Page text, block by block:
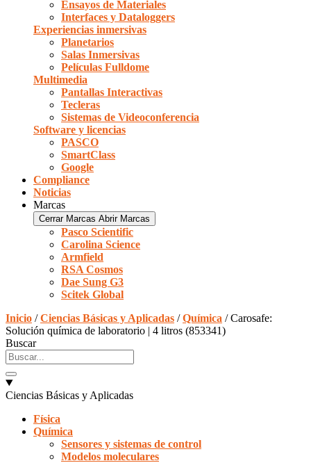
Ensayos de Materiales
Interfaces y Dataloggers
Experiencias inmersivas
Planetarios
Salas Inmersivas
Películas Fulldome
Multimedia
Pantallas Interactivas
Tecleras
Sistemas de Videoconferencia
Software y licencias
PASCO
SmartClass
Google
Compliance
Noticias
Marcas
Cerrar Marcas Abrir Marcas
Pasco Scientific
Carolina Science
Armfield
RSA Cosmos
Dae Sung G3
Scitek Global
Inicio /Ciencias Básicas y Aplicadas /Química / Carosafe:
Solución química de laboratorio | 4 litros (853341)
Buscar
Ciencias Básicas y Aplicadas
Física
Química
Sensores y sistemas de control
Modelos moleculares